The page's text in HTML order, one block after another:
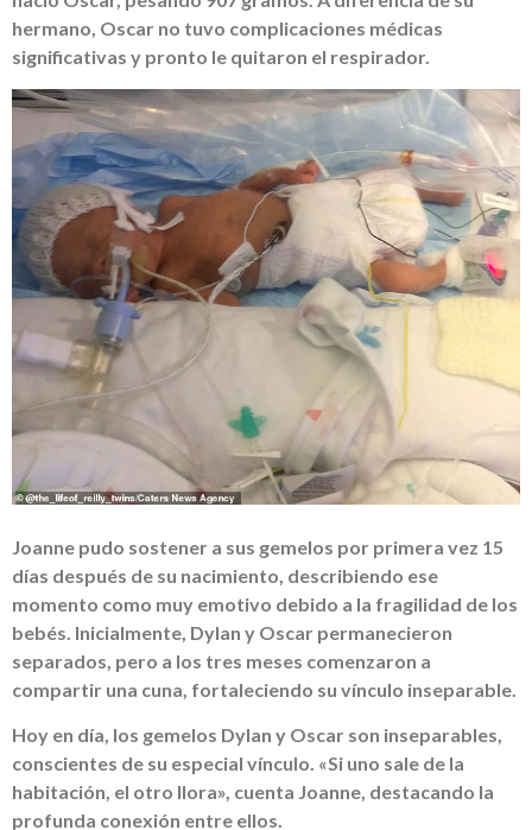
hermano, Oscar no tuvo complicaciones médicas
significativas y pronto le quitaron el respirador.
Joanne pudo sostener a sus gemelos por primera vez 15
días después de su nacimiento, describiendo ese
momento como muy emotivo debido a la fragilidad de los
bebés. Inicialmente, Dylan y Oscar permanecieron
separados, pero a los tres meses comenzaron a
compartir una cuna, fortaleciendo su vínculo inseparable.
Hoy en día, los gemelos Dylan y Oscar son inseparables,
conscientes de su especial vínculo. «Si uno sale de la
habitación, el otro llora», cuenta Joanne, destacando la
profunda conexión entre ellos.